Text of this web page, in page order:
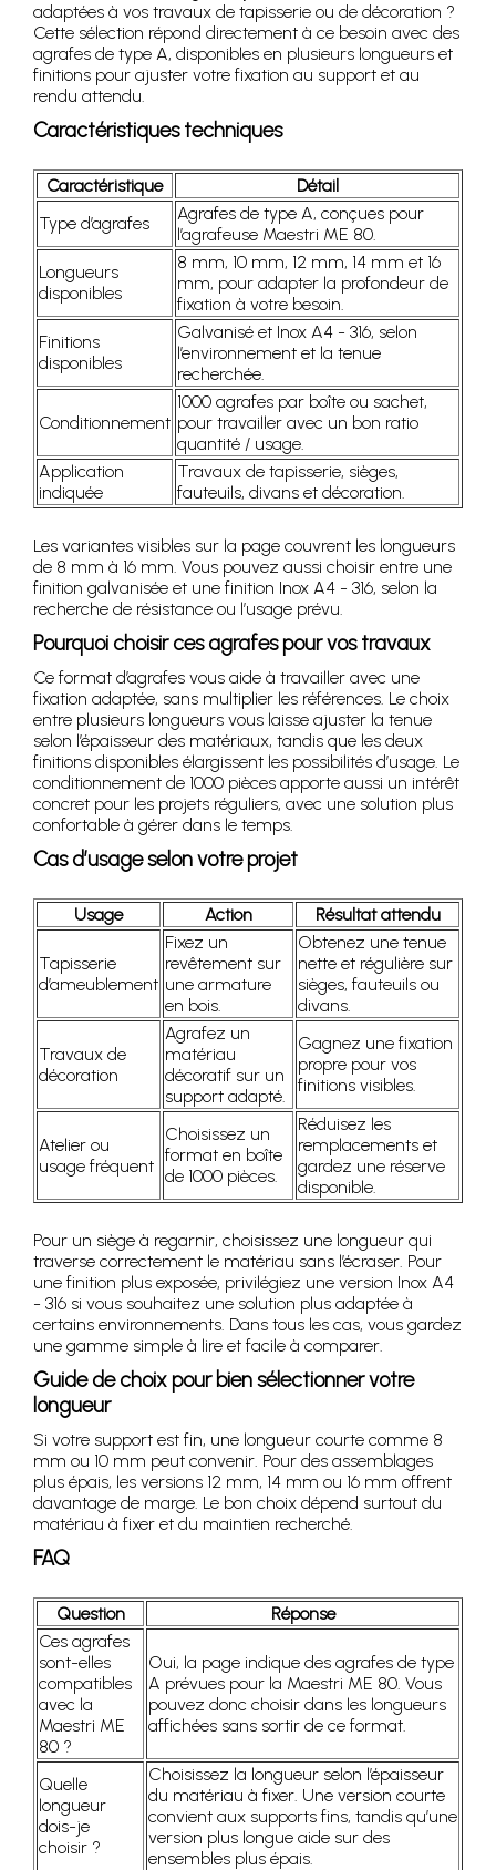
adaptées à vos travaux de tapisserie ou de décoration ?
Cette sélection répond directement à ce besoin avec des
agrafes de type A, disponibles en plusieurs longueurs et
finitions pour ajuster votre fixation au support et au
rendu attendu.
Caractéristiques techniques
Caractéristique
Détail
Type d’agrafes
Agrafes de type A, conçues pour
l’agrafeuse Maestri ME 80.
Longueurs
disponibles
8 mm, 10 mm, 12 mm, 14 mm et 16
mm, pour adapter la profondeur de
fixation à votre besoin.
Finitions
disponibles
Galvanisé et Inox A4 - 316, selon
l’environnement et la tenue
recherchée.
Conditionnement
1000 agrafes par boîte ou sachet,
pour travailler avec un bon ratio
quantité / usage.
Application
indiquée
Travaux de tapisserie, sièges,
fauteuils, divans et décoration.
Les variantes visibles sur la page couvrent les longueurs
de 8 mm à 16 mm. Vous pouvez aussi choisir entre une
finition galvanisée et une finition Inox A4 - 316, selon la
recherche de résistance ou l’usage prévu.
Pourquoi choisir ces agrafes pour vos travaux
Ce format d’agrafes vous aide à travailler avec une
fixation adaptée, sans multiplier les références. Le choix
entre plusieurs longueurs vous laisse ajuster la tenue
selon l’épaisseur des matériaux, tandis que les deux
finitions disponibles élargissent les possibilités d’usage. Le
conditionnement de 1000 pièces apporte aussi un intérêt
concret pour les projets réguliers, avec une solution plus
confortable à gérer dans le temps.
Cas d’usage selon votre projet
Usage Action Résultat attendu
Tapisserie
d’ameublement
Fixez un
revêtement sur
une armature
en bois.
Obtenez une tenue
nette et régulière sur
sièges, fauteuils ou
divans.
Travaux de
décoration
Agrafez un
matériau
décoratif sur un
support adapté.
Gagnez une fixation
propre pour vos
finitions visibles.
Atelier ou
usage fréquent
Choisissez un
format en boîte
de 1000 pièces.
Réduisez les
remplacements et
gardez une réserve
disponible.
Pour un siège à regarnir, choisissez une longueur qui
traverse correctement le matériau sans l’écraser. Pour
une finition plus exposée, privilégiez une version Inox A4
- 316 si vous souhaitez une solution plus adaptée à
certains environnements. Dans tous les cas, vous gardez
une gamme simple à lire et facile à comparer.
Guide de choix pour bien sélectionner votre
longueur
Si votre support est fin, une longueur courte comme 8
mm ou 10 mm peut convenir. Pour des assemblages
plus épais, les versions 12 mm, 14 mm ou 16 mm offrent
davantage de marge. Le bon choix dépend surtout du
matériau à fixer et du maintien recherché.
FAQ
Question
Réponse
Ces agrafes
sont-elles
compatibles
avec la
Maestri ME
80 ?
Oui, la page indique des agrafes de type
A prévues pour la Maestri ME 80. Vous
pouvez donc choisir dans les longueurs
affichées sans sortir de ce format.
Quelle
longueur
dois-je
choisir ?
Choisissez la longueur selon l’épaisseur
du matériau à fixer. Une version courte
convient aux supports fins, tandis qu’une
version plus longue aide sur des
ensembles plus épais.